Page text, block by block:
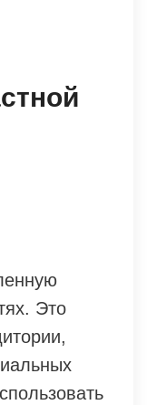
Это